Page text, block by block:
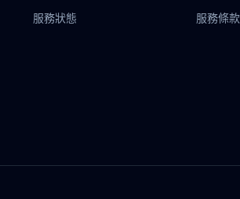
服務狀態
服務條款